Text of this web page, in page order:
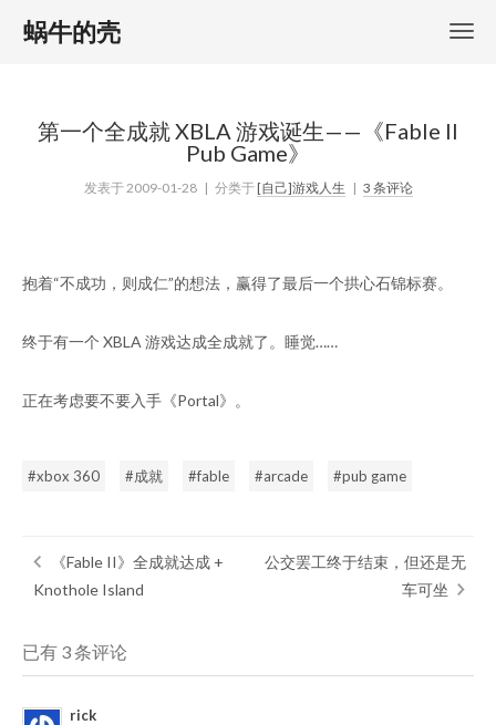
蜗牛的壳
第一个全成就 XBLA 游戏诞生——《Fable II
Pub Game》
发表于2009-01-28 | 分类于[自己]游戏人生 | 3 条评论
抱着“不成功，则成仁”的想法，赢得了最后一个拱心石锦标赛。
终于有一个 XBLA 游戏达成全成就了。睡觉……
正在考虑要不要入手《Portal》。
xbox 360 成就 fable arcade pub game
《Fable II》全成就达成 +
Knothole Island
公交罢工终于结束，但还是无
车可坐
已有 3 条评论
rick